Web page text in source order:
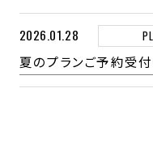
お客様への感
感染防止の為
願い致します。
参推進）
シャワーチェア
2026.01.28
夏のプランご予約受付